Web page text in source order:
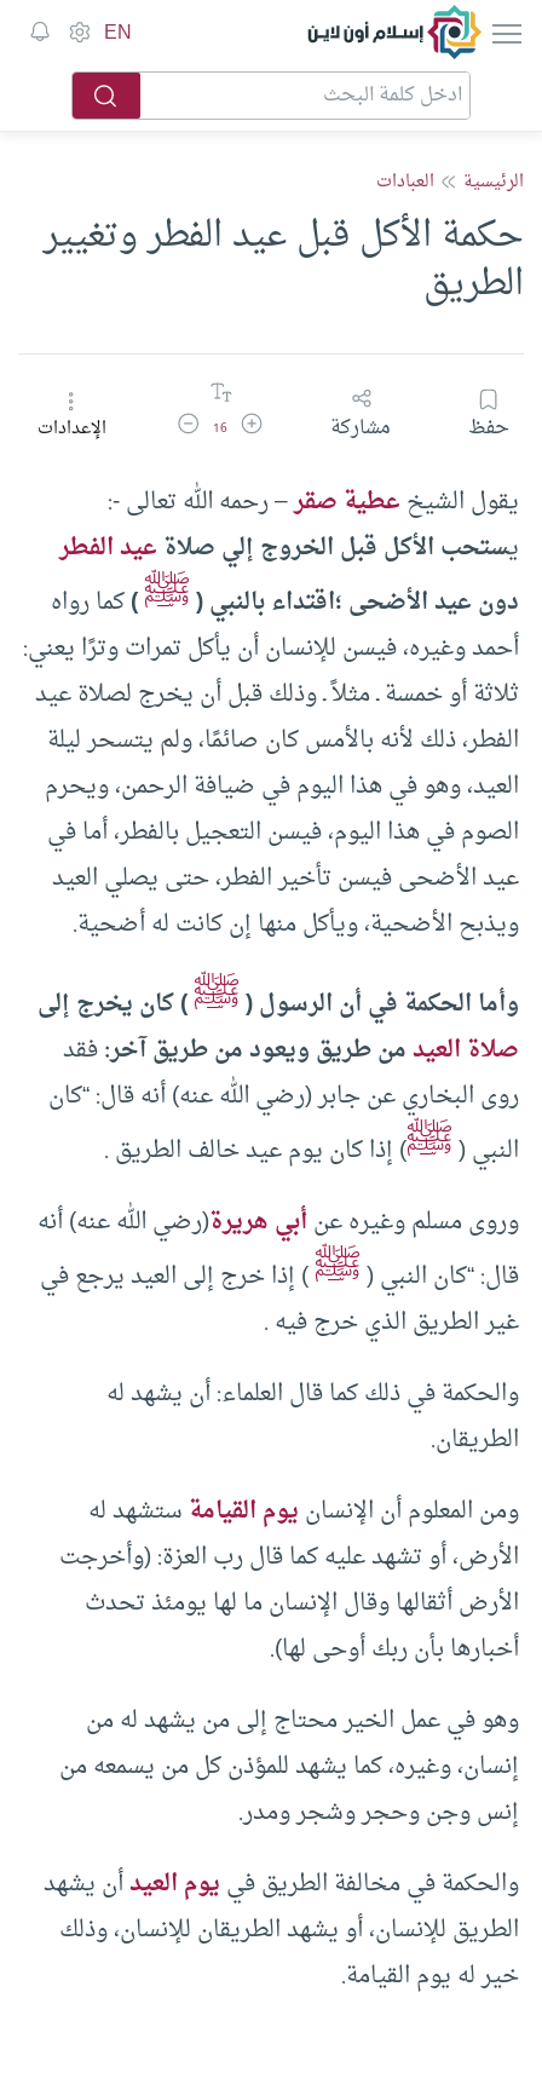
إسلام أون لاين EN
الرئيسية العبادات
حكمة الأكل قبل عيد الفطر وتغيير
الطريق
حفظ مشاركة زيادة حجم الخط
16 تقليل حجم الخطالإعدادات
يقول الشيخعطية صقر– رحمه الله تعالى -:
يستحب الأكل قبل الخروج إلي صلاةعيد الفطر
دون عيد الأضحى ؛اقتداء بالنبي (ﷺ)كما رواه
أحمد وغيره، فيسن للإنسان أن يأكل تمرات وترًا يعني:
ثلاثة أو خمسة ـ مثلاً ـ وذلك قبل أن يخرج لصلاة عيد
الفطر، ذلك لأنه بالأمس كان صائمًا، ولم يتسحر ليلة
العيد، وهو في هذا اليوم في ضيافة الرحمن، ويحرم
الصوم في هذا اليوم، فيسن التعجيل بالفطر، أما في
عيد الأضحى فيسن تأخير الفطر، حتى يصلي العيد
ويذبح الأضحية، ويأكل منها إن كانت له أضحية.
وأما الحكمة في أن الرسول (ﷺ) كان يخرج إلى
صلاة العيدمن طريق ويعود من طريق آخر:فقد
روى البخاري عن جابر (رضي الله عنه) أنه قال: “كان
النبي (ﷺ) إذا كان يوم عيد خالف الطريق .
وروى مسلم وغيره عنأبي هريرة(رضي الله عنه) أنه
قال: “كان النبي (ﷺ) إذا خرج إلى العيد يرجع في
غير الطريق الذي خرج فيه .
والحكمة في ذلك كما قال العلماء: أن يشهد له
الطريقان.
ومن المعلوم أن الإنسانيوم القيامةستشهد له
الأرض، أو تشهد عليه كما قال رب العزة: (وأخرجت
الأرض أثقالها وقال الإنسان ما لها يومئذ تحدث
أخبارها بأن ربك أوحى لها).
وهو في عمل الخير محتاج إلى من يشهد له من
إنسان، وغيره، كما يشهد للمؤذن كل من يسمعه من
إنس وجن وحجر وشجر ومدر.
والحكمة في مخالفة الطريق فييوم العيدأن يشهد
الطريق للإنسان، أو يشهد الطريقان للإنسان، وذلك
خير له يوم القيامة.